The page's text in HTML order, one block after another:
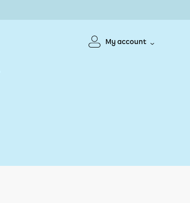
My account